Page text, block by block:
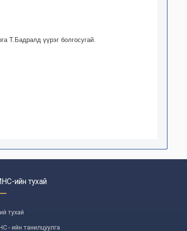
Т.Бадралд үүрэг болгосугай.
ийн тухай
тухай
- ийн танилцуулга